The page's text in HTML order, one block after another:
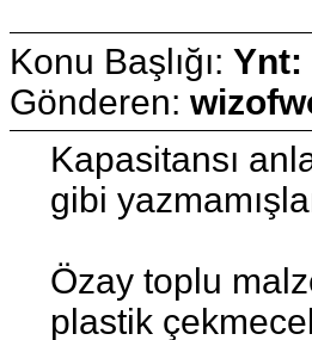
Konu Başlığı: Ynt:
Gönderen:
Kapasitansı
gibi
Özay toplu
plastik